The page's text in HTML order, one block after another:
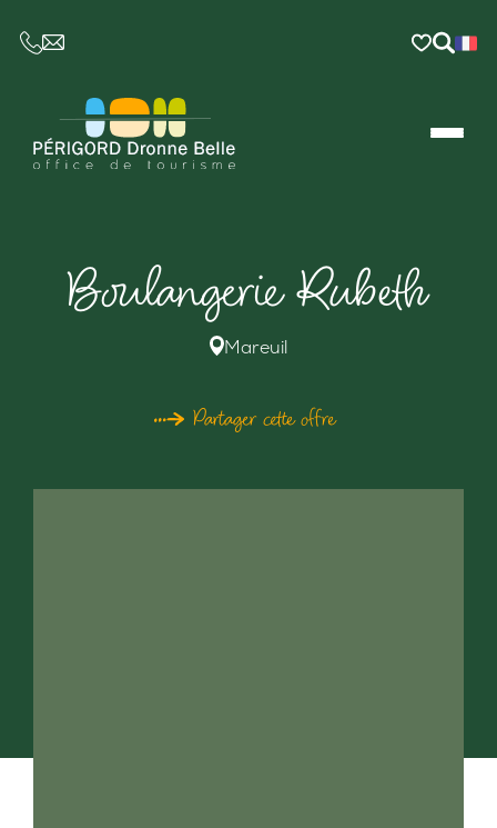
CE LIEN OUVRIRA VOTRE LOGICIEL DE
Boulangerie Rubeth
Mareuil
Partager cette offre